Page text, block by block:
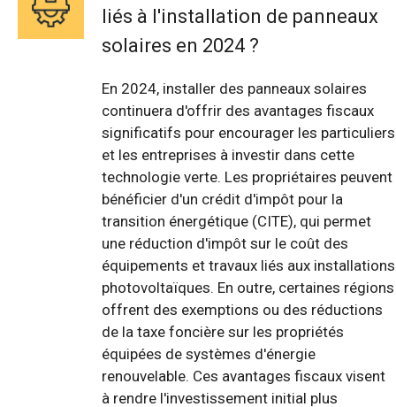
liés à l'installation de panneaux
solaires en 2024 ?
En 2024, installer des panneaux solaires
continuera d'offrir des avantages fiscaux
significatifs pour encourager les particuliers
et les entreprises à investir dans cette
technologie verte. Les propriétaires peuvent
bénéficier d'un crédit d'impôt pour la
transition énergétique (CITE), qui permet
une réduction d'impôt sur le coût des
équipements et travaux liés aux installations
photovoltaïques. En outre, certaines régions
offrent des exemptions ou des réductions
de la taxe foncière sur les propriétés
équipées de systèmes d'énergie
renouvelable. Ces avantages fiscaux visent
à rendre l'investissement initial plus